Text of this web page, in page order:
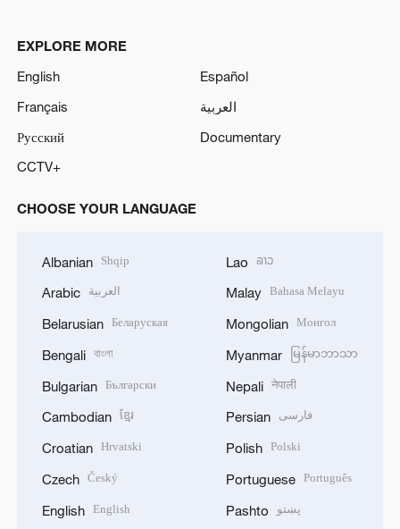
EXPLORE MORE
English
Español
Français
العربية
Русский
Documentary
CCTV+
CHOOSE YOUR LANGUAGE
Albanian Shqip
Arabic العربية
Belarusian Беларуская
Bengali বাংলা
Bulgarian Български
Cambodian ខ្មែរ
Croatian Hrvatski
Czech Český
English English
Lao ລາວ
Malay Bahasa Melayu
Mongolian Монгол
Myanmar မြန်မာဘာသာ
Nepali नेपाली
Persian فارسی
Polish Polski
Portuguese Português
Pashto پښتو